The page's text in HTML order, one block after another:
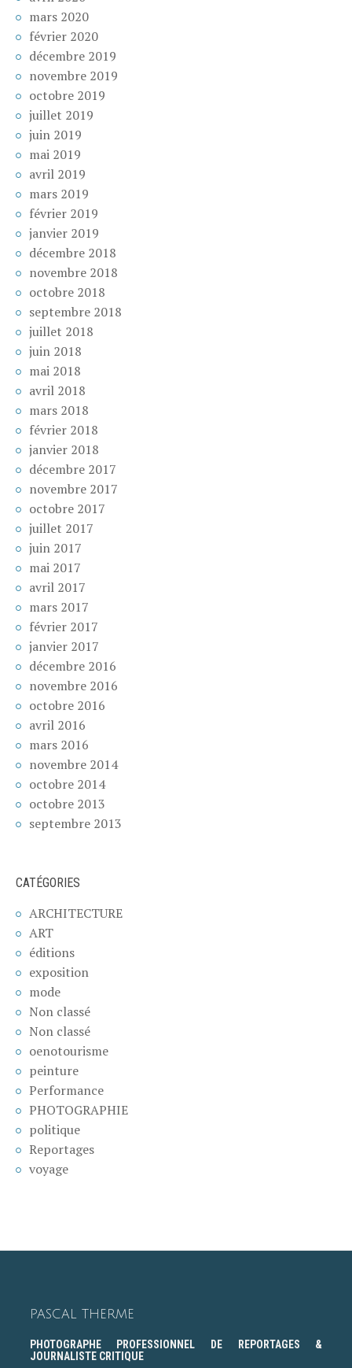
mars 2020
février 2020
décembre 2019
novembre 2019
octobre 2019
juillet 2019
juin 2019
mai 2019
avril 2019
mars 2019
février 2019
janvier 2019
décembre 2018
novembre 2018
octobre 2018
septembre 2018
juillet 2018
juin 2018
mai 2018
avril 2018
mars 2018
février 2018
janvier 2018
décembre 2017
novembre 2017
octobre 2017
juillet 2017
juin 2017
mai 2017
avril 2017
mars 2017
février 2017
janvier 2017
décembre 2016
novembre 2016
octobre 2016
avril 2016
mars 2016
novembre 2014
octobre 2014
octobre 2013
septembre 2013
CATÉGORIES
ARCHITECTURE
ART
éditions
exposition
mode
Non classé
Non classé
oenotourisme
peinture
Performance
PHOTOGRAPHIE
politique
Reportages
voyage
PASCAL THERME
PHOTOGRAPHE PROFESSIONNEL DE REPORTAGES &
JOURNALISTE CRITIQUE